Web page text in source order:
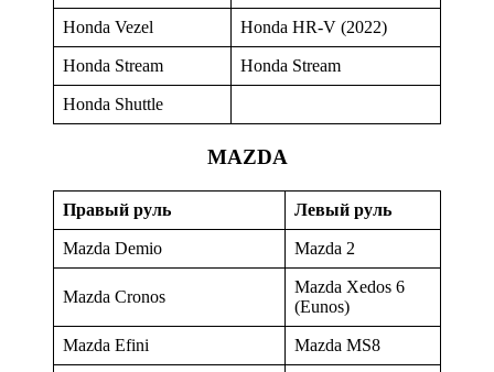
Honda Vezel Honda HR-V (2022)
Honda Stream Honda Stream
Honda Shuttle
MAZDA
Правый руль Левый руль
Mazda Demio Mazda 2
Mazda Cronos
Mazda Xedos 6
(Eunos)
Mazda Efini Mazda MS8